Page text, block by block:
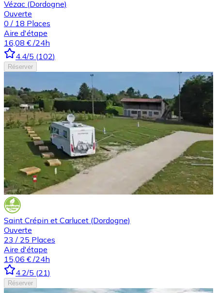
Vézac (Dordogne)
Ouverte
0 / 18 Places
Aire d'étape
16,08 € /24h
4.4/5 (102)
Réserver
Saint Crépin et Carlucet (Dordogne)
Ouverte
23 / 25 Places
Aire d'étape
15,06 € /24h
4.2/5 (21)
Réserver